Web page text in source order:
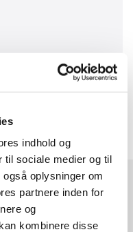
indhold og
til sociale medier og til
oplysninger om
partnere inden for
og
kombinere disse